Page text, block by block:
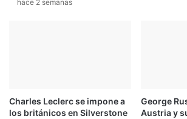
hace 2 semanas
Charles Leclerc se impone a
los británicos en Silverstone
George
Austria y